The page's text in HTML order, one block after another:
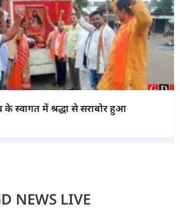
स्वागत में श्रद्धा से सराबोर हुआ
NEWS LIVE